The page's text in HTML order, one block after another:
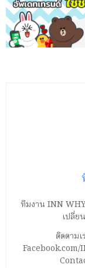
ทีมงาน INN
เปลี่ย
ติดตาม